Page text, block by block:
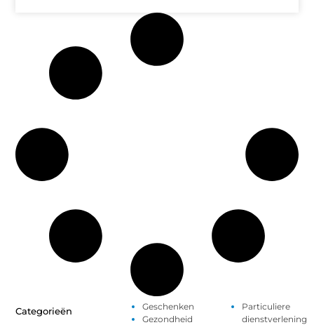
Categorieën
Geschenken
Gezondheid
Particuliere
dienstverlening